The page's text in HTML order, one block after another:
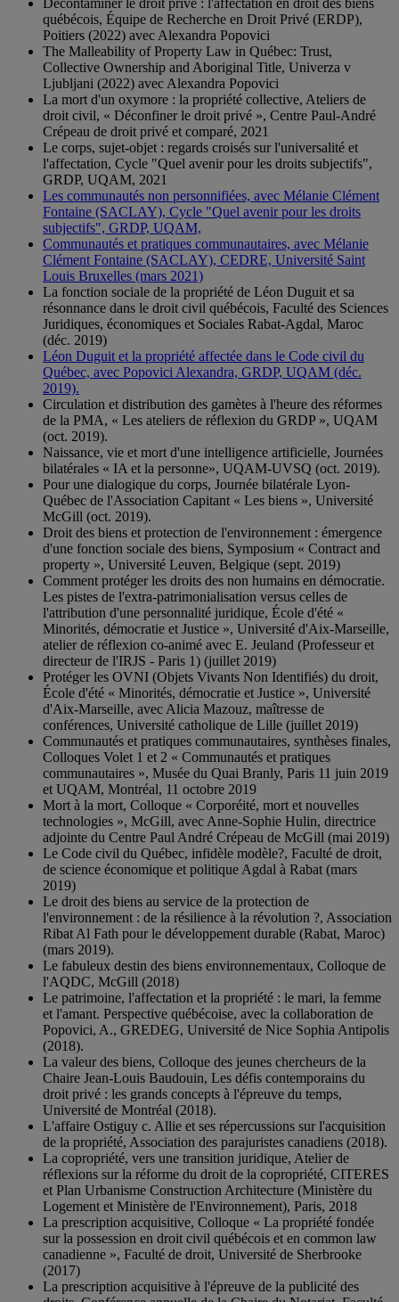
Décontaminer le droit privé : l'affectation en droit des biens
québécois, Équipe de Recherche en Droit Privé (ERDP),
Poitiers (2022) avec Alexandra Popovici
The Malleability of Property Law in Québec: Trust,
Collective Ownership and Aboriginal Title, Univerza v
Ljubljani (2022) avec Alexandra Popovici
La mort d'un oxymore : la propriété collective, Ateliers de
droit civil, « Déconfiner le droit privé », Centre Paul-André
Crépeau de droit privé et comparé, 2021
Le corps, sujet-objet : regards croisés sur l'universalité et
l'affectation, Cycle "Quel avenir pour les droits subjectifs",
GRDP, UQAM, 2021
Les communautés non personnifiées, avec Mélanie Clément
Fontaine (SACLAY), Cycle "Quel avenir pour les droits
subjectifs", GRDP, UQAM,
Communautés et pratiques communautaires, avec Mélanie
Clément Fontaine (SACLAY), CEDRE, Université Saint
Louis Bruxelles (mars 2021)
La fonction sociale de la propriété de Léon Duguit et sa
résonnance dans le droit civil québécois, Faculté des Sciences
Juridiques, économiques et Sociales Rabat-Agdal, Maroc
(déc. 2019)
Léon Duguit et la propriété affectée dans le Code civil du
Québec, avec Popovici Alexandra, GRDP, UQAM (déc.
2019).
Circulation et distribution des gamètes à l'heure des réformes
de la PMA, « Les ateliers de réflexion du GRDP », UQAM
(oct. 2019).
Naissance, vie et mort d'une intelligence artificielle, Journées
bilatérales « IA et la personne», UQAM-UVSQ (oct. 2019).
Pour une dialogique du corps, Journée bilatérale Lyon-
Québec de l'Association Capitant « Les biens », Université
McGill (oct. 2019).
Droit des biens et protection de l'environnement : émergence
d'une fonction sociale des biens, Symposium « Contract and
property », Université Leuven, Belgique (sept. 2019)
Comment protéger les droits des non humains en démocratie.
Les pistes de l'extra-patrimonialisation versus celles de
l'attribution d'une personnalité juridique, École d'été «
Minorités, démocratie et Justice », Université d'Aix-Marseille,
atelier de réflexion co-animé avec E. Jeuland (Professeur et
directeur de l'IRJS - Paris 1) (juillet 2019)
Protéger les OVNI (Objets Vivants Non Identifiés) du droit,
École d'été « Minorités, démocratie et Justice », Université
d'Aix-Marseille, avec Alicia Mazouz, maîtresse de
conférences, Université catholique de Lille (juillet 2019)
Communautés et pratiques communautaires, synthèses finales,
Colloques Volet 1 et 2 « Communautés et pratiques
communautaires », Musée du Quai Branly, Paris 11 juin 2019
et UQAM, Montréal, 11 octobre 2019
Mort à la mort, Colloque « Corporéité, mort et nouvelles
technologies », McGill, avec Anne-Sophie Hulin, directrice
adjointe du Centre Paul André Crépeau de McGill (mai 2019)
Le Code civil du Québec, infidèle modèle?, Faculté de droit,
de science économique et politique Agdal à Rabat (mars
2019)
Le droit des biens au service de la protection de
l'environnement : de la résilience à la révolution ?, Association
Ribat Al Fath pour le développement durable (Rabat, Maroc)
(mars 2019).
Le fabuleux destin des biens environnementaux, Colloque de
l'AQDC, McGill (2018)
Le patrimoine, l'affectation et la propriété : le mari, la femme
et l'amant. Perspective québécoise, avec la collaboration de
Popovici, A., GREDEG, Université de Nice Sophia Antipolis
(2018).
La valeur des biens, Colloque des jeunes chercheurs de la
Chaire Jean-Louis Baudouin, Les défis contemporains du
droit privé : les grands concepts à l'épreuve du temps,
Université de Montréal (2018).
L'affaire Ostiguy c. Allie et ses répercussions sur l'acquisition
de la propriété, Association des parajuristes canadiens (2018).
La copropriété, vers une transition juridique, Atelier de
réflexions sur la réforme du droit de la copropriété, CITERES
et Plan Urbanisme Construction Architecture (Ministère du
Logement et Ministère de l'Environnement), Paris, 2018
La prescription acquisitive, Colloque « La propriété fondée
sur la possession en droit civil québécois et en common law
canadienne », Faculté de droit, Université de Sherbrooke
(2017)
La prescription acquisitive à l'épreuve de la publicité des